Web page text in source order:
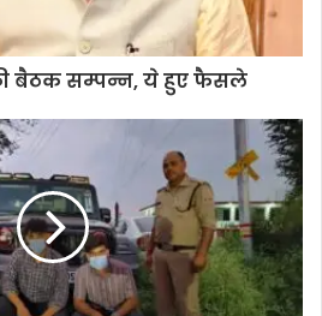
बैठक सम्पन्न, ये हुए फैसले